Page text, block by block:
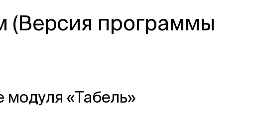
(Версия программы
модуля «Табель»